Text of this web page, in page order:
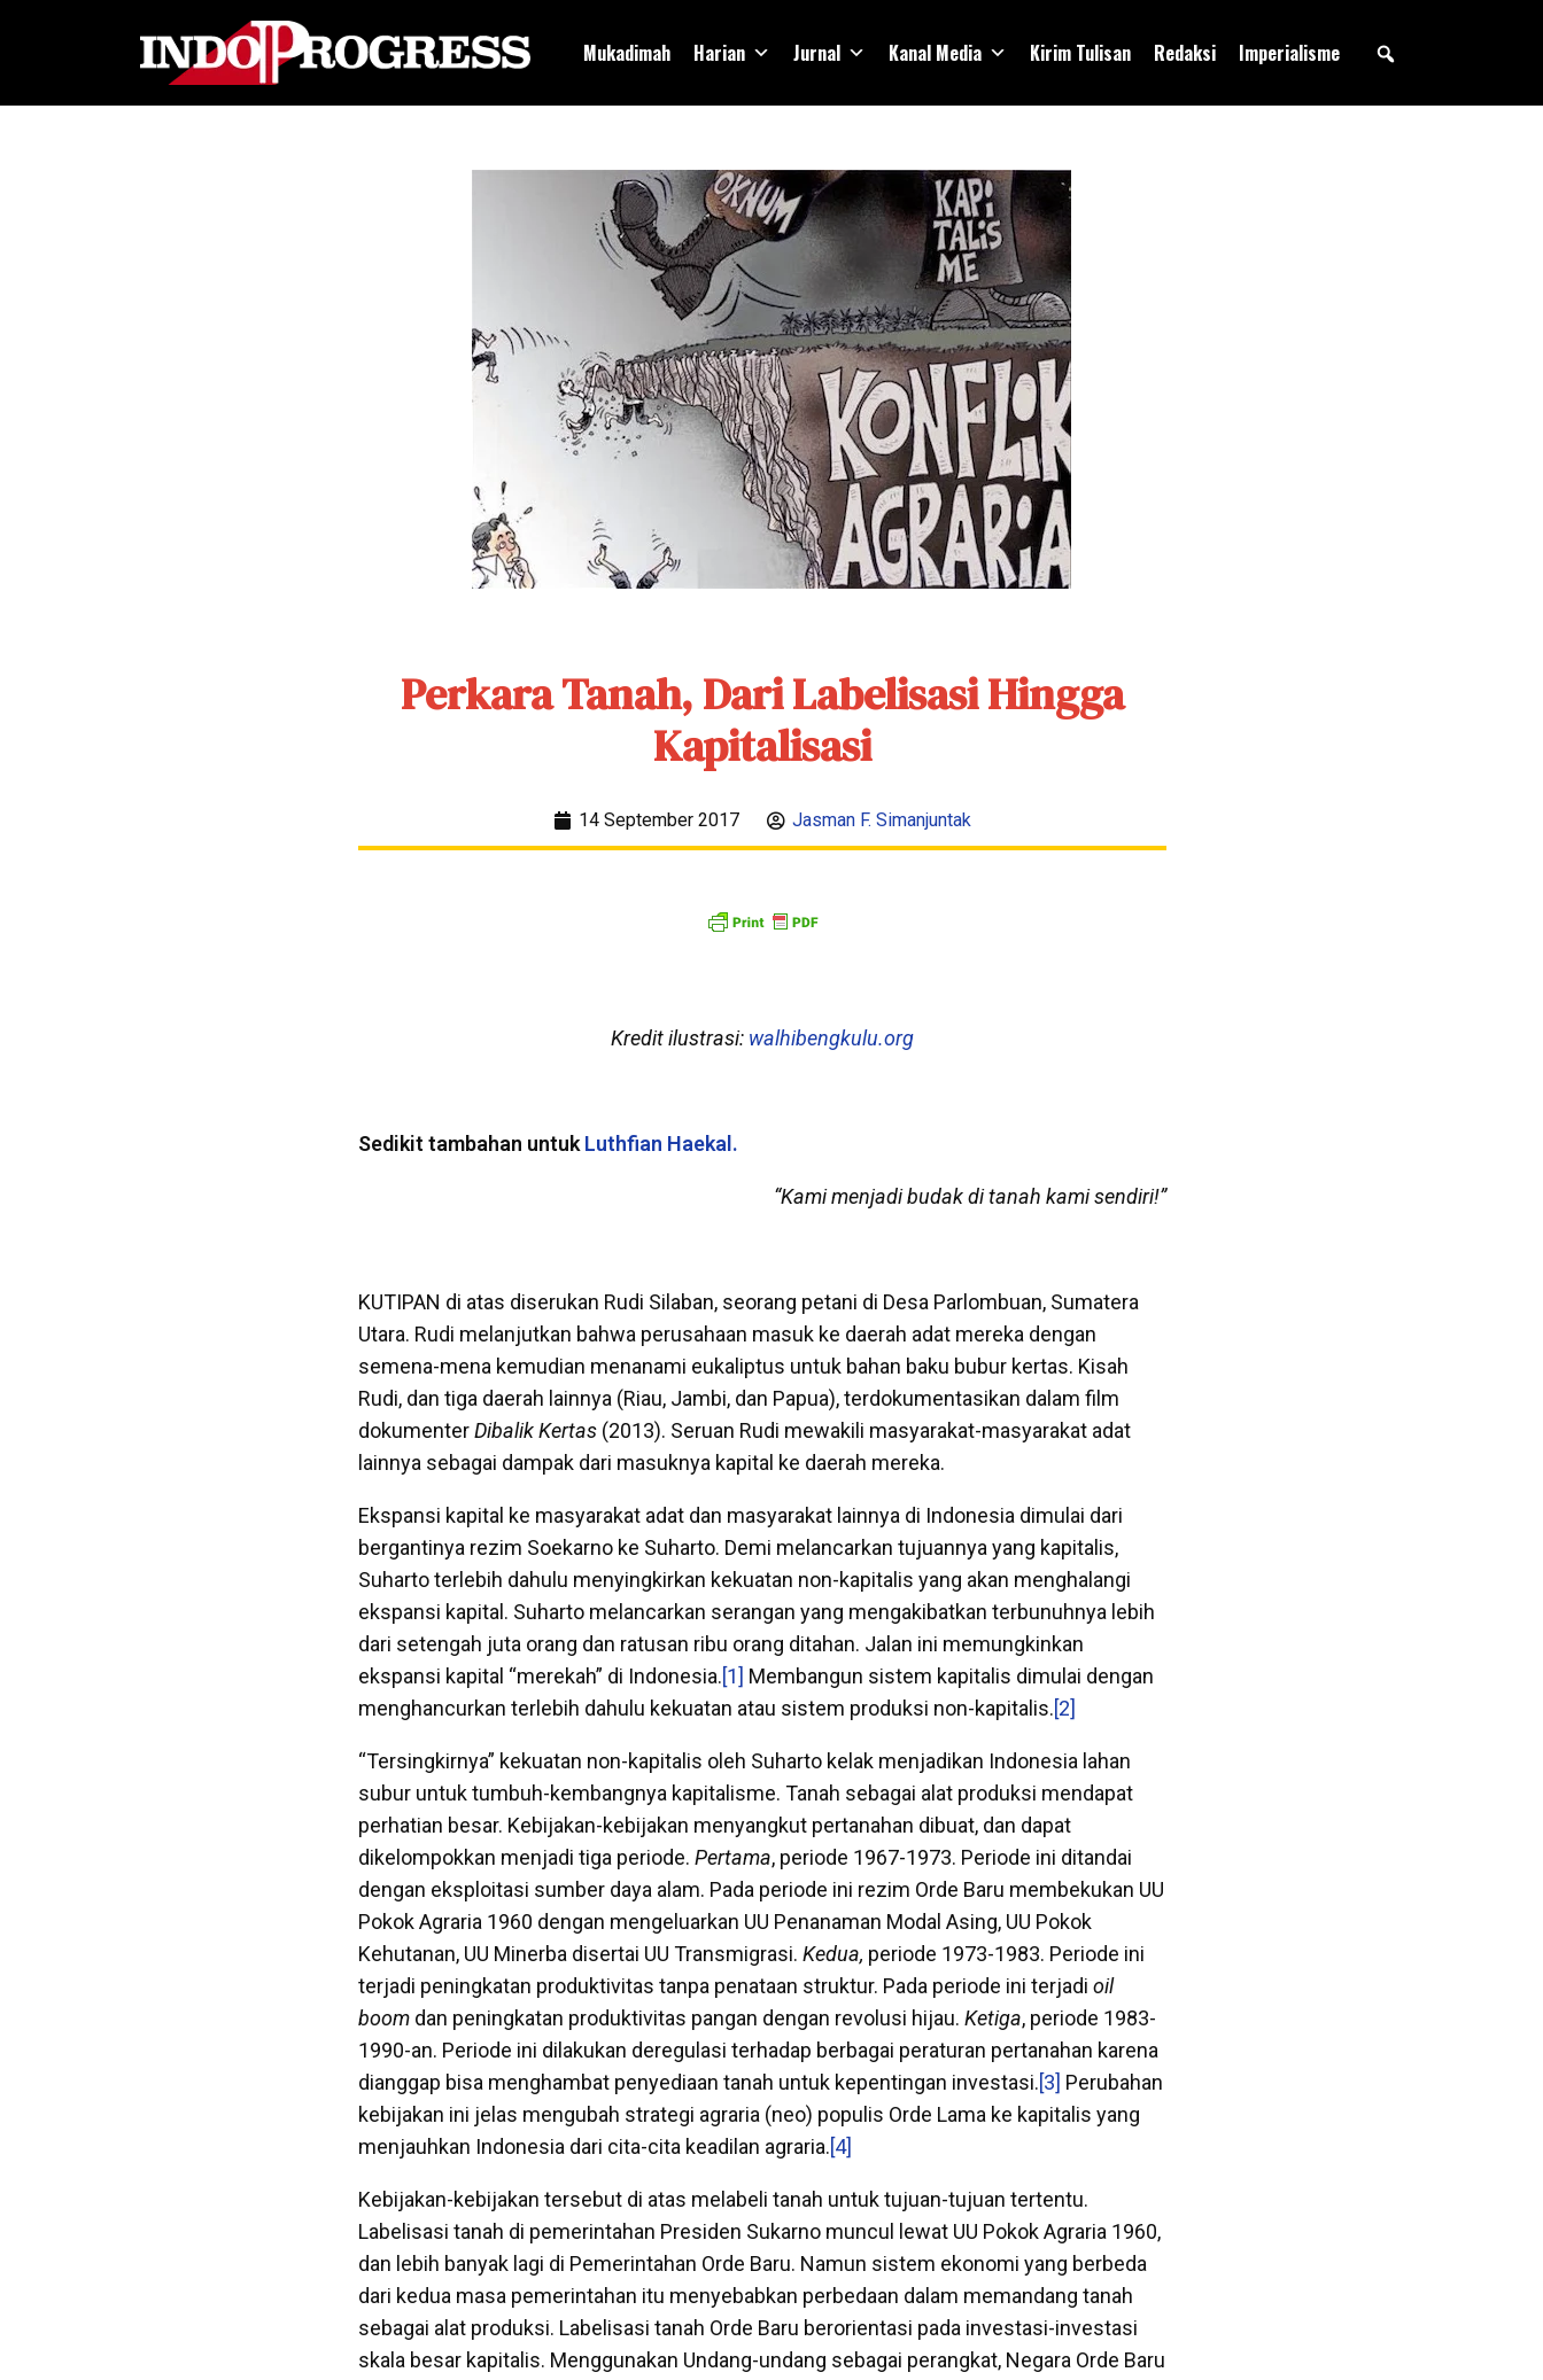
Mukadimah Harian Jurnal Kanal Media Kirim Tulisan Redaksi Imperialisme
Perkara Tanah, Dari Labelisasi Hingga
Kapitalisasi
14 September 2017 Jasman F. Simanjuntak
Kredit ilustrasi: walhibengkulu.org
Sedikit tambahan untuk Luthfian Haekal.
“Kami menjadi budak di tanah kami sendiri!”
KUTIPAN di atas diserukan Rudi Silaban, seorang petani di Desa Parlombuan, Sumatera
Utara. Rudi melanjutkan bahwa perusahaan masuk ke daerah adat mereka dengan
semena-mena kemudian menanami eukaliptus untuk bahan baku bubur kertas. Kisah
Rudi, dan tiga daerah lainnya (Riau, Jambi, dan Papua), terdokumentasikan dalam film
dokumenterDibalik Kertas (2013). Seruan Rudi mewakili masyarakat-masyarakat adat
lainnya sebagai dampak dari masuknya kapital ke daerah mereka.
Ekspansi kapital ke masyarakat adat dan masyarakat lainnya di Indonesia dimulai dari
bergantinya rezim Soekarno ke Suharto. Demi melancarkan tujuannya yang kapitalis,
Suharto terlebih dahulu menyingkirkan kekuatan non-kapitalis yang akan menghalangi
ekspansi kapital. Suharto melancarkan serangan yang mengakibatkan terbunuhnya lebih
dari setengah juta orang dan ratusan ribu orang ditahan. Jalan ini memungkinkan
ekspansi kapital “merekah” di Indonesia.[1] Membangun sistem kapitalis dimulai dengan
menghancurkan terlebih dahulu kekuatan atau sistem produksi non-kapitalis.[2]
“Tersingkirnya” kekuatan non-kapitalis oleh Suharto kelak menjadikan Indonesia lahan
subur untuk tumbuh-kembangnya kapitalisme. Tanah sebagai alat produksi mendapat
perhatian besar. Kebijakan-kebijakan menyangkut pertanahan dibuat, dan dapat
dikelompokkan menjadi tiga periode. Pertama, periode 1967-1973. Periode ini ditandai
dengan eksploitasi sumber daya alam. Pada periode ini rezim Orde Baru membekukan UU
Pokok Agraria 1960 dengan mengeluarkan UU Penanaman Modal Asing, UU Pokok
Kehutanan, UU Minerba disertai UU Transmigrasi. Kedua, periode 1973-1983. Periode ini
terjadi peningkatan produktivitas tanpa penataan struktur. Pada periode ini terjadi oil
boom dan peningkatan produktivitas pangan dengan revolusi hijau. Ketiga, periode 1983-
1990-an. Periode ini dilakukan deregulasi terhadap berbagai peraturan pertanahan karena
dianggap bisa menghambat penyediaan tanah untuk kepentingan investasi.[3] Perubahan
kebijakan ini jelas mengubah strategi agraria (neo) populis Orde Lama ke kapitalis yang
menjauhkan Indonesia dari cita-cita keadilan agraria.[4]
Kebijakan-kebijakan tersebut di atas melabeli tanah untuk tujuan-tujuan tertentu.
Labelisasi tanah di pemerintahan Presiden Sukarno muncul lewat UU Pokok Agraria 1960,
dan lebih banyak lagi di Pemerintahan Orde Baru. Namun sistem ekonomi yang berbeda
dari kedua masa pemerintahan itu menyebabkan perbedaan dalam memandang tanah
sebagai alat produksi. Labelisasi tanah Orde Baru berorientasi pada investasi-investasi
skala besar kapitalis. Menggunakan Undang-undang sebagai perangkat, Negara Orde Baru